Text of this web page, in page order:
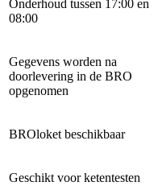
Onderhoud tussen 17:00 en
08:00
Gegevens worden na
doorlevering in de BRO
opgenomen
BROloket beschikbaar
Geschikt voor ketentesten